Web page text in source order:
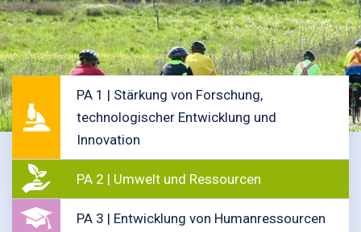
PA 1 | Stärkung von Forschung,
technologischer Entwicklung und
Innovation
PA 2 | Umwelt und Ressourcen
PA 3 | Entwicklung von Humanressourcen